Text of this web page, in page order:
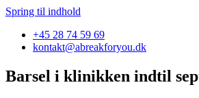
Spring til indhold
+45 28 74 59 69
kontakt@abreakforyou.dk
Barsel i klinikken indtil